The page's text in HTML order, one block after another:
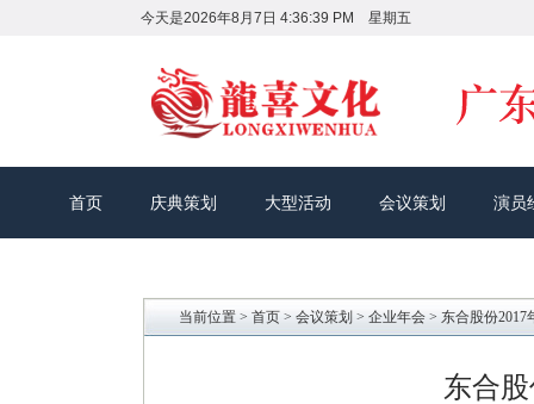
今天是2026年8月7日 4:36:40 PM 星期五
首页 庆典策划 大型活动 会议策划 演员
当前位置 > 首页 > 会议策划 > 企业年会 > 东合股份2017
东合